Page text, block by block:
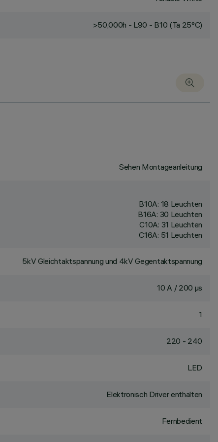
>50,000h - L90 - B10 (Ta 25°C)
Sehen Montageanleitung
B10A: 18 Leuchten
B16A: 30 Leuchten
C10A: 31 Leuchten
C16A: 51 Leuchten
5kV Gleichtaktspannung und 4kV Gegentaktspannung
10 A / 200 µs
1
220 - 240
LED
Elektronisch Driver enthalten
Fernbedient